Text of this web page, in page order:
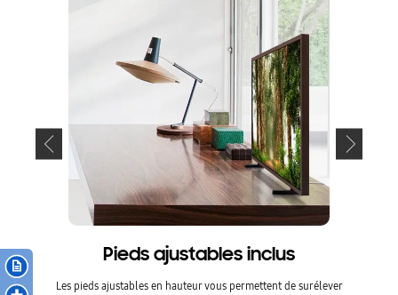
Pieds ajustables inclus
Les pieds ajustables en hauteur vous permettent de surélever